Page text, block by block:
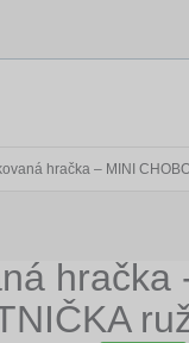
hračka – MINI
hračka